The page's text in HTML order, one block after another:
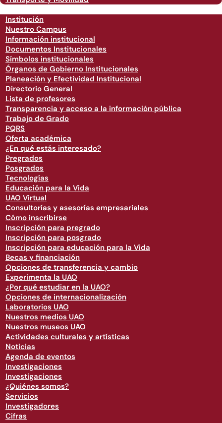
Institución
Nuestro Campus
Información institucional
Documentos Institucionales
Símbolos institucionales
Órganos de Gobierno Institucionales
Planeación y Efectividad Institucional
Directorio General
Lista de profesores
Transparencia y acceso a la información pública
Trabajo de Grado
PQRS
Oferta académica
¿En qué estás interesado?
Pregrados
Posgrados
Tecnologías
Educación para la Vida
UAO Virtual
Consultorías y asesorías empresariales
Cómo inscribirse
Inscripción para pregrado
Inscripción para posgrado
Inscripción para educación para la Vida
Becas y financiación
Opciones de transferencia y cambio
Experimenta la UAO
¿Por qué estudiar en la UAO?
Opciones de internacionalización
Laboratorios UAO
Nuestros medios UAO
Nuestros museos UAO
Actividades culturales y artísticas
Noticias
Agenda de eventos
Investigaciones
Investigaciones
¿Quiénes somos?
Servicios
Investigadores
Cifras